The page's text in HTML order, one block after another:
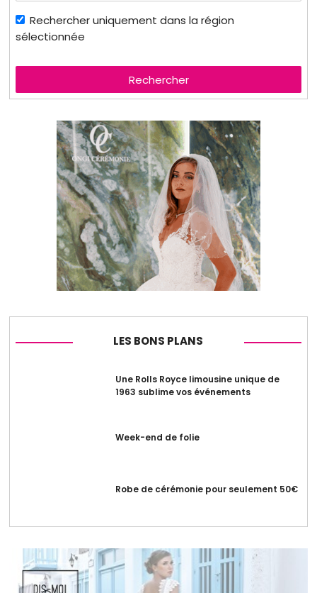
Rechercher uniquement dans la région
sélectionnée
Rechercher
LES BONS PLANS
Une Rolls Royce limousine unique de
1963 sublime vos événements
Week-end de folie
Robe de cérémonie pour seulement 50€